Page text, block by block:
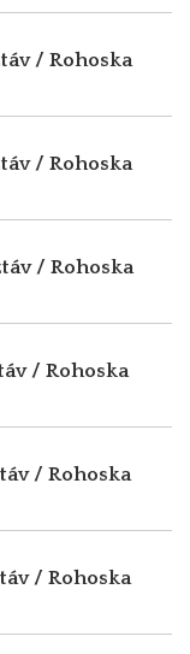
/ Rohoska
/ Rohoska
/ Rohoska
/ Rohoska
/ Rohoska
/ Rohoska